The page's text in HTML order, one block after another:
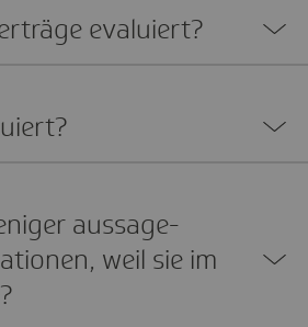
evalu­iert?
aussa­ge­
weil sie im